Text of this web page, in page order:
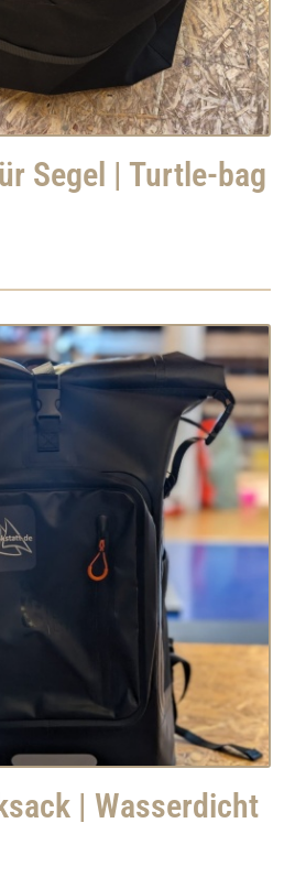
Segel | Turtle-bag
| Wasserdicht